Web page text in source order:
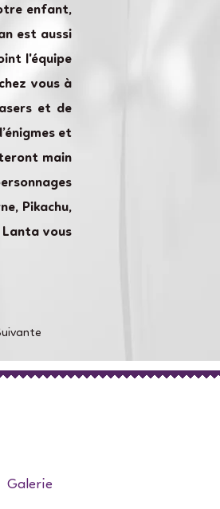
enfant,
est aussi
l'équipe
vous à
et de
et
main
Pikachu,
Lanta vous
Galerie